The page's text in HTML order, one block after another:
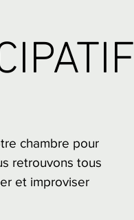
chambre pour
retrouvons tous
et improviser